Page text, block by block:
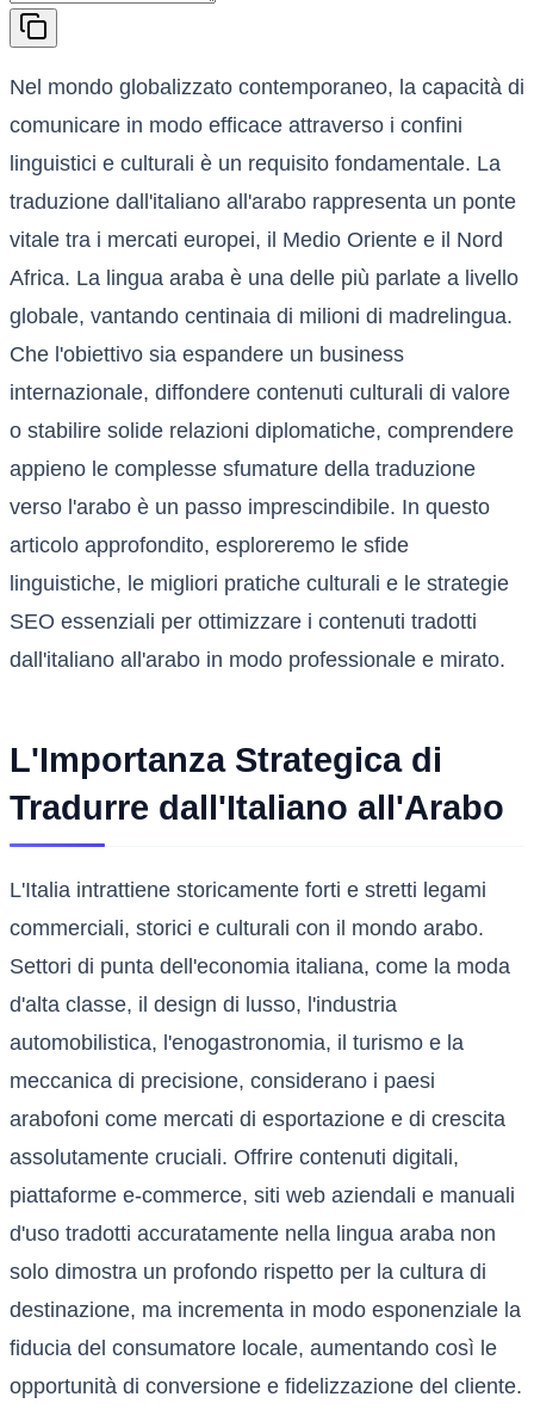
Nel mondo globalizzato contemporaneo, la capacità di
comunicare in modo efficace attraverso i confini
linguistici e culturali è un requisito fondamentale. La
traduzione dall'italiano all'arabo rappresenta un ponte
vitale tra i mercati europei, il Medio Oriente e il Nord
Africa. La lingua araba è una delle più parlate a livello
globale, vantando centinaia di milioni di madrelingua.
Che l'obiettivo sia espandere un business
internazionale, diffondere contenuti culturali di valore
o stabilire solide relazioni diplomatiche, comprendere
appieno le complesse sfumature della traduzione
verso l'arabo è un passo imprescindibile. In questo
articolo approfondito, esploreremo le sfide
linguistiche, le migliori pratiche culturali e le strategie
SEO essenziali per ottimizzare i contenuti tradotti
dall'italiano all'arabo in modo professionale e mirato.
L'Importanza Strategica di
Tradurre dall'Italiano all'Arabo
L'Italia intrattiene storicamente forti e stretti legami
commerciali, storici e culturali con il mondo arabo.
Settori di punta dell'economia italiana, come la moda
d'alta classe, il design di lusso, l'industria
automobilistica, l'enogastronomia, il turismo e la
meccanica di precisione, considerano i paesi
arabofoni come mercati di esportazione e di crescita
assolutamente cruciali. Offrire contenuti digitali,
piattaforme e-commerce, siti web aziendali e manuali
d'uso tradotti accuratamente nella lingua araba non
solo dimostra un profondo rispetto per la cultura di
destinazione, ma incrementa in modo esponenziale la
fiducia del consumatore locale, aumentando così le
opportunità di conversione e fidelizzazione del cliente.